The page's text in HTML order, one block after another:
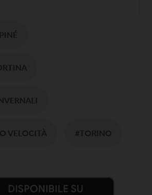
VELOCITÀ #TORINO